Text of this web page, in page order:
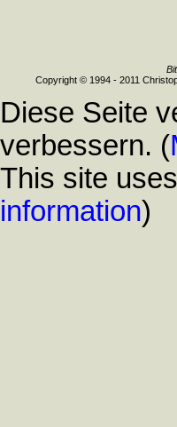
Copyright © 1994 - 2011
Diese Seite
verbessern. (
This site
information)